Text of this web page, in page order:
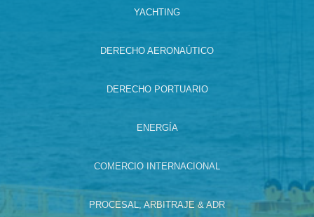
YACHTING
DERECHO AERONAÚTICO
DERECHO PORTUARIO
ENERGÍA
COMERCIO INTERNACIONAL
PROCESAL, ARBITRAJE & ADR